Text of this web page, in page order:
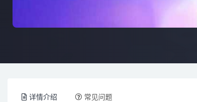
详情介绍 常见问题